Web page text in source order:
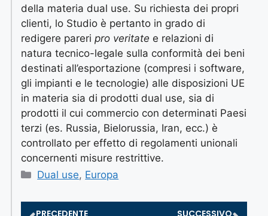
della materia dual use. Su richiesta dei propri
clienti, lo Studio è pertanto in grado di
redigere pareri pro veritate e relazioni di
natura tecnico-legale sulla conformità dei beni
destinati all’esportazione (compresi i software,
gli impianti e le tecnologie) alle disposizioni UE
in materia sia di prodotti dual use, sia di
prodotti il cui commercio con determinati Paesi
terzi (es. Russia, Bielorussia, Iran, ecc.) è
controllato per effetto di regolamenti unionali
concernenti misure restrittive.
Dual use, Europa
PRECEDENTE SUCCESSIVO